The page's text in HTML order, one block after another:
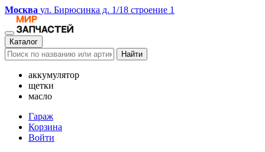
Москва ул. Бирюсинка д. 1/18 строение 1
Каталог
Найти
аккумулятор
щетки
масло
Гараж
Корзина
Войти